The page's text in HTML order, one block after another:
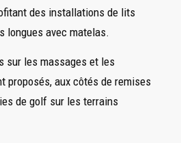
des installations de lits
longues avec matelas.
sur les massages et les
proposés, aux côtés de remises
de golf sur les terrains